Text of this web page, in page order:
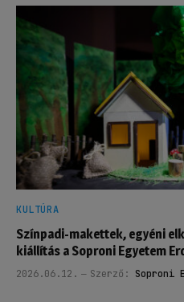
KULTÚRA
Színpadi-makettek, egyéni
kiállítás a Soproni Egyetem
2026.06.12. Szerző: Soproni